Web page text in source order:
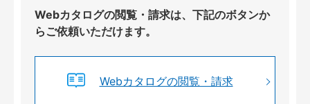
Webカタログの閲覧・請求は、下記のボタンか
らご依頼いただけます。
Webカタログの閲覧・請求